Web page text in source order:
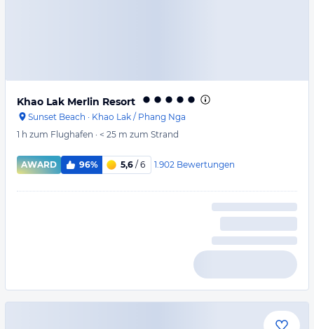
Khao Lak Merlin Resort
Sunset Beach · Khao Lak / Phang Nga
1 h zum Flughafen · < 25 m zum Strand
AWARD 96% 5,6 / 6 1.902 Bewertungen